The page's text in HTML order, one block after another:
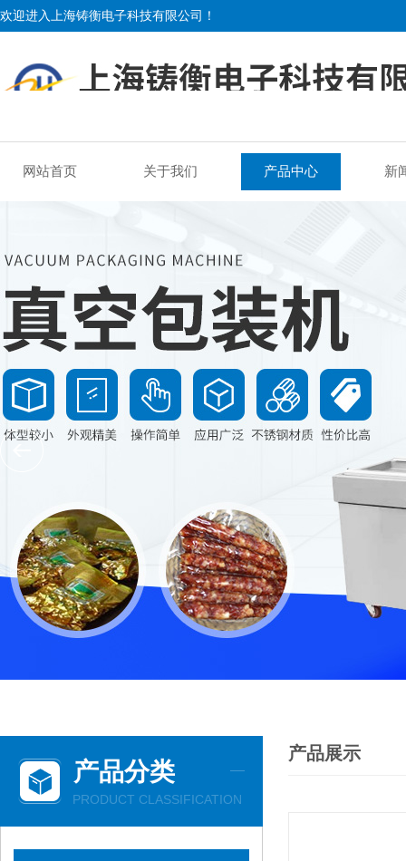
欢迎进入上海铸衡电子科技有限公司！
网站首页 关于我们 产品中心 新
产品分类
PRODUCT CLASSIFICATION
产品展示